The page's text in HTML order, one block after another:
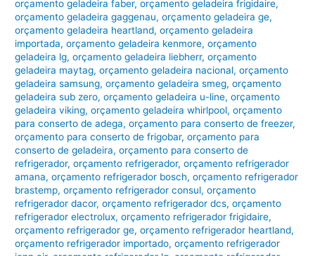
orçamento geladeira faber,orçamento geladeira frigidaire,
orçamento geladeira gaggenau,orçamento geladeira ge,
orçamento geladeira heartland,orçamento geladeira
importada,orçamento geladeira kenmore,orçamento
geladeira lg,orçamento geladeira liebherr,orçamento
geladeira maytag,orçamento geladeira nacional,orçamento
geladeira samsung,orçamento geladeira smeg,orçamento
geladeira sub zero,orçamento geladeira u-line,orçamento
geladeira viking,orçamento geladeira whirlpool,orçamento
para conserto de adega,orçamento para conserto de freezer,
orçamento para conserto de frigobar,orçamento para
conserto de geladeira,orçamento para conserto de
refrigerador,orçamento refrigerador,orçamento refrigerador
amana,orçamento refrigerador bosch,orçamento refrigerador
brastemp,orçamento refrigerador consul,orçamento
refrigerador dacor,orçamento refrigerador dcs,orçamento
refrigerador electrolux,orçamento refrigerador frigidaire,
orçamento refrigerador ge,orçamento refrigerador heartland,
orçamento refrigerador importado,orçamento refrigerador